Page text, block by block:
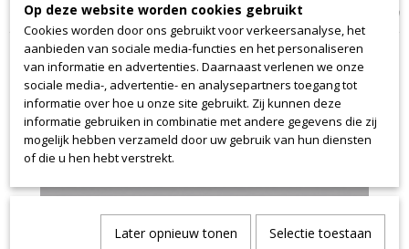
Home >Leer>Ohmann>collection 1416>collection 1416 2250
Op deze website worden cookies gebruikt
Cookies worden door ons gebruikt voor verkeersanalyse, het
aanbieden van sociale media-functies en het personaliseren
van informatie en advertenties. Daarnaast verlenen we onze
sociale media-, advertentie- en analysepartners toegang tot
informatie over hoe u onze site gebruikt. Zij kunnen deze
informatie gebruiken in combinatie met andere gegevens die zij
mogelijk hebben verzameld door uw gebruik van hun diensten
of die u hen hebt verstrekt.
Later opnieuw tonen Selectie toestaan